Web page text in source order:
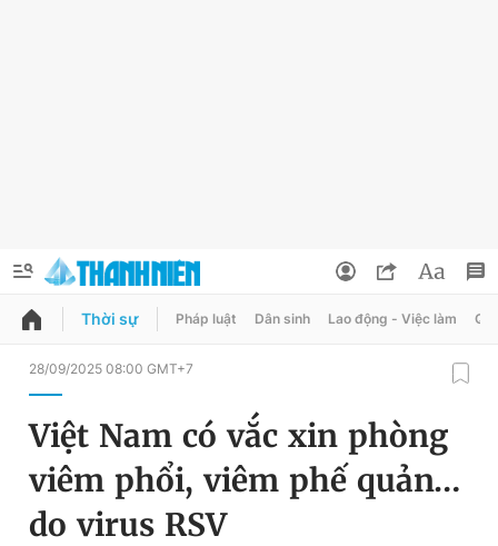
QUẢNG CÁO
Chuyên mục
Chuyên mục khác
Đổi mật khẩu
Tin đã lưu
Thời sự Pháp luật Dân sinh Lao động - Việc làm
28/09/2025 08:00 GMT+7
Việt Nam có vắc xin phòng
viêm phổi, viêm phế quản…
do virus RSV